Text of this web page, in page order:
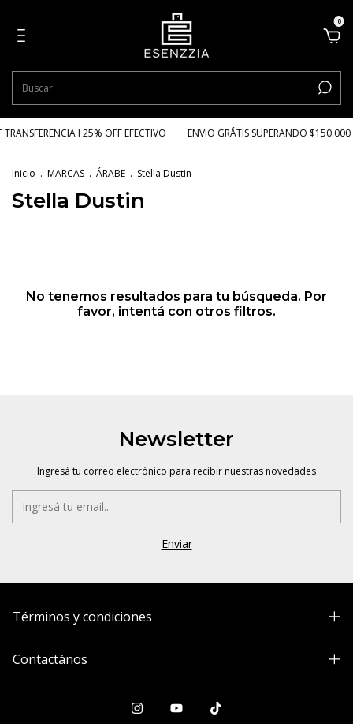
0
I 25% OFF EFECTIVO ENVIO GRÁTIS SUPERANDO $150.000
Inicio . MARCAS . ÁRABE . Stella Dustin
Stella Dustin
No tenemos resultados para tu búsqueda. Por
favor, intentá con otros filtros.
Newsletter
Ingresá tu correo electrónico para recibir nuestras novedades
Términos y condiciones
Contactános